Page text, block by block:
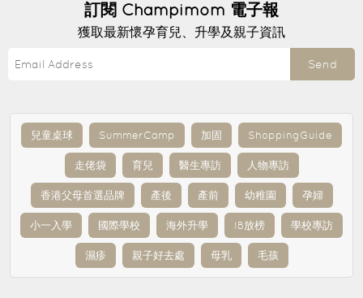
訂閱 Champimom 電子報
獲取最新懷孕育兒、升學及親子資訊
Send
兒童桌球 SummerCamp 加固 ShoppingGuide
走佬袋 育兒 醫生專訪 人物專訪
香港父母首選品牌 產後 產前 幼稚園 孕婦
小一入學 國際學校 海外升學 IB放榜 學校專訪
濕疹 親子好去處 母乳 毛孩